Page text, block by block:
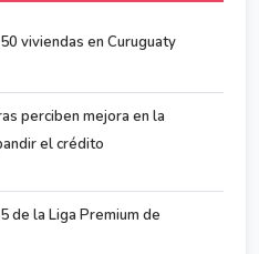
viviendas en Curuguaty
perciben mejora en la
el crédito
de la Liga Premium de